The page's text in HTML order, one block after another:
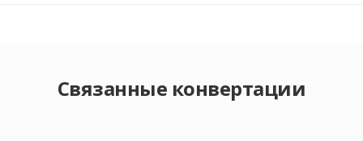
Связанные конвертации